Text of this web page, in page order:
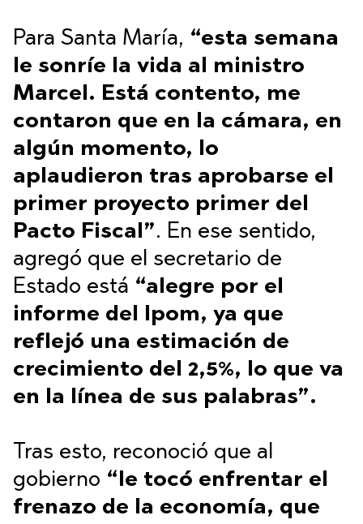
Para Santa María, “esta semana
le sonríe la vida al ministro
Marcel. Está contento, me
contaron que en la cámara, en
algún momento, lo
aplaudieron tras aprobarse el
primer proyecto primer del
Pacto Fiscal”. En ese sentido,
agregó que el secretario de
Estado está “alegre por el
informe del Ipom, ya que
reflejó una estimación de
crecimiento del 2,5%, lo que va
en la línea de sus palabras”.
Tras esto, reconoció que al
gobierno “le tocó enfrentar el
frenazo de la economía, que